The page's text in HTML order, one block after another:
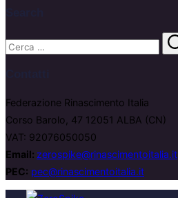
Federazione Rinascimento Italia
Corso Barolo, 47 12051 ALBA (CN)
VAT: 92076050050
Email: zerospike@rinascimentoitalia.it
PEC: pec@rinascimentoitalia.it